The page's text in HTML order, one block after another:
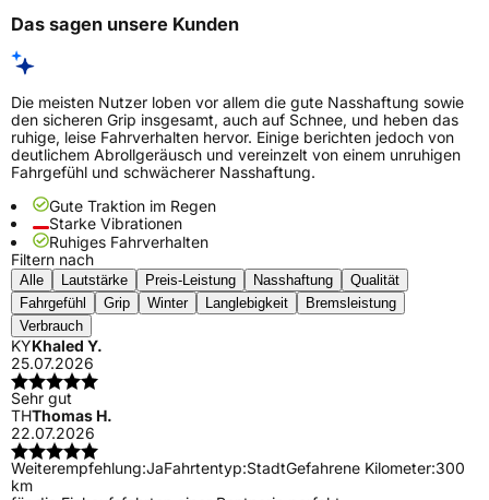
Das sagen unsere Kunden
Die meisten Nutzer loben vor allem die gute Nasshaftung sowie
den sicheren Grip insgesamt, auch auf Schnee, und heben das
ruhige, leise Fahrverhalten hervor. Einige berichten jedoch von
deutlichem Abrollgeräusch und vereinzelt von einem unruhigen
Fahrgefühl und schwächerer Nasshaftung.
Gute Traktion im Regen
Starke Vibrationen
Ruhiges Fahrverhalten
Filtern nach
Alle Lautstärke Preis-Leistung Nasshaftung
Qualität
Fahrgefühl
Grip Winter Langlebigkeit
Bremsleistung
Verbrauch
KYKhaled Y.
25.07.2026
Sehr gut
THThomas H.
22.07.2026
Weiterempfehlung:JaFahrtentyp:StadtGefahrene Kilometer:300
km